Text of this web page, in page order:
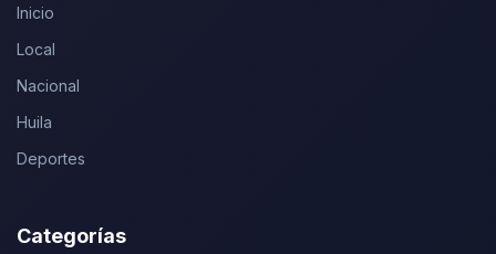
Inicio
Local
Nacional
Huila
Deportes
Categorías